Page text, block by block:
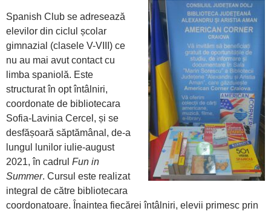
Spanish Club se adresează
elevilor din ciclul școlar
gimnazial (clasele V-VIII) ce
nu au mai avut contact cu
limba spaniolă. Este
structurat în opt întâlniri,
coordonate de bibliotecara
Sofia-Lavinia Cercel, și se
desfășoară săptămânal, de-a
lungul lunilor iulie-august
2021, în cadrul Fun in
Summer. Cursul este realizat
integral de către bibliotecara
coordonatoare. Înaintea fiecărei întâlniri, elevii primesc prin